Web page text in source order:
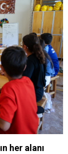
her alanı